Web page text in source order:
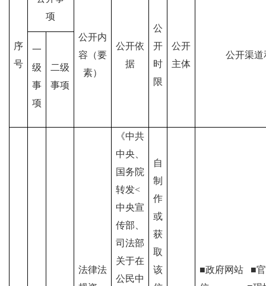
序
号
项
公开内
容（要
素）
公开依
据
公
开
时
限
公开
主体
公开渠道
一
级
事
项
二级
事项
法律法
《中共
中央、
国务院
转发<
中央宣
传部、
司法部
关于在
公民中
自
制
作
或
获
取
该
■政府网站 ■